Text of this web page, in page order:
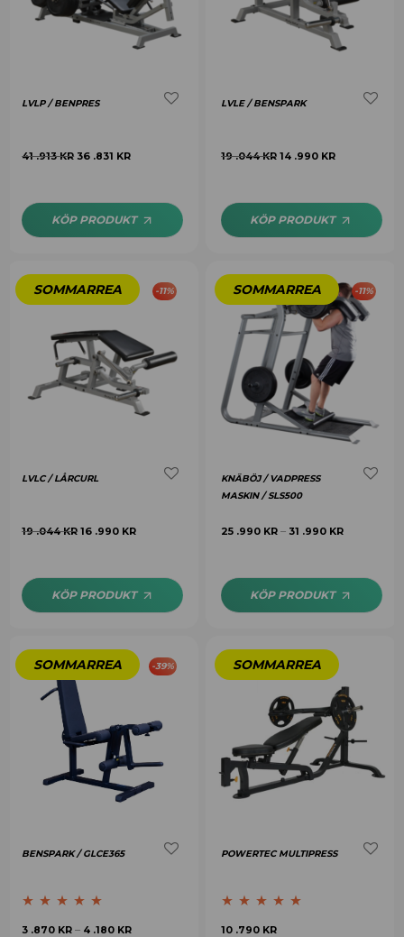
LVLP / BENPRES
41 .913KR 36 .831 KR
KÖP PRODUKT
LVLE / BENSPARK
19 .044KR 14 .990 KR
KÖP PRODUKT
-11%
LVLC / LÅRCURL
19 .044KR 16 .990 KR
KÖP PRODUKT
-11%
KNÄBÖJ / VADPRESS
MASKIN / SLS500
25 .990 KR – 31 .990 KR
KÖP PRODUKT
-39%
BENSPARK / GLCE365
Betygsatt
4.69
3 .870 KR – 4 .180 KR
POWERTEC MULTIPRESS
Betygsatt5.00
10 .790 KR